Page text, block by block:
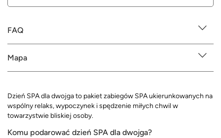
FAQ
Mapa
Dzień SPA dla dwojga to pakiet zabiegów SPA ukierunkowanych na
wspólny relaks, wypoczynek i spędzenie miłych chwil w
towarzystwie bliskiej osoby.
Komu podarować dzień SPA dla dwojga?